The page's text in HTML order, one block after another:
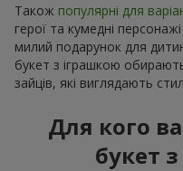
Також популярні для
герої та кумедні
милий подарунок для
букет з іграшкою
зайців, які виглядають
Для кого
букет